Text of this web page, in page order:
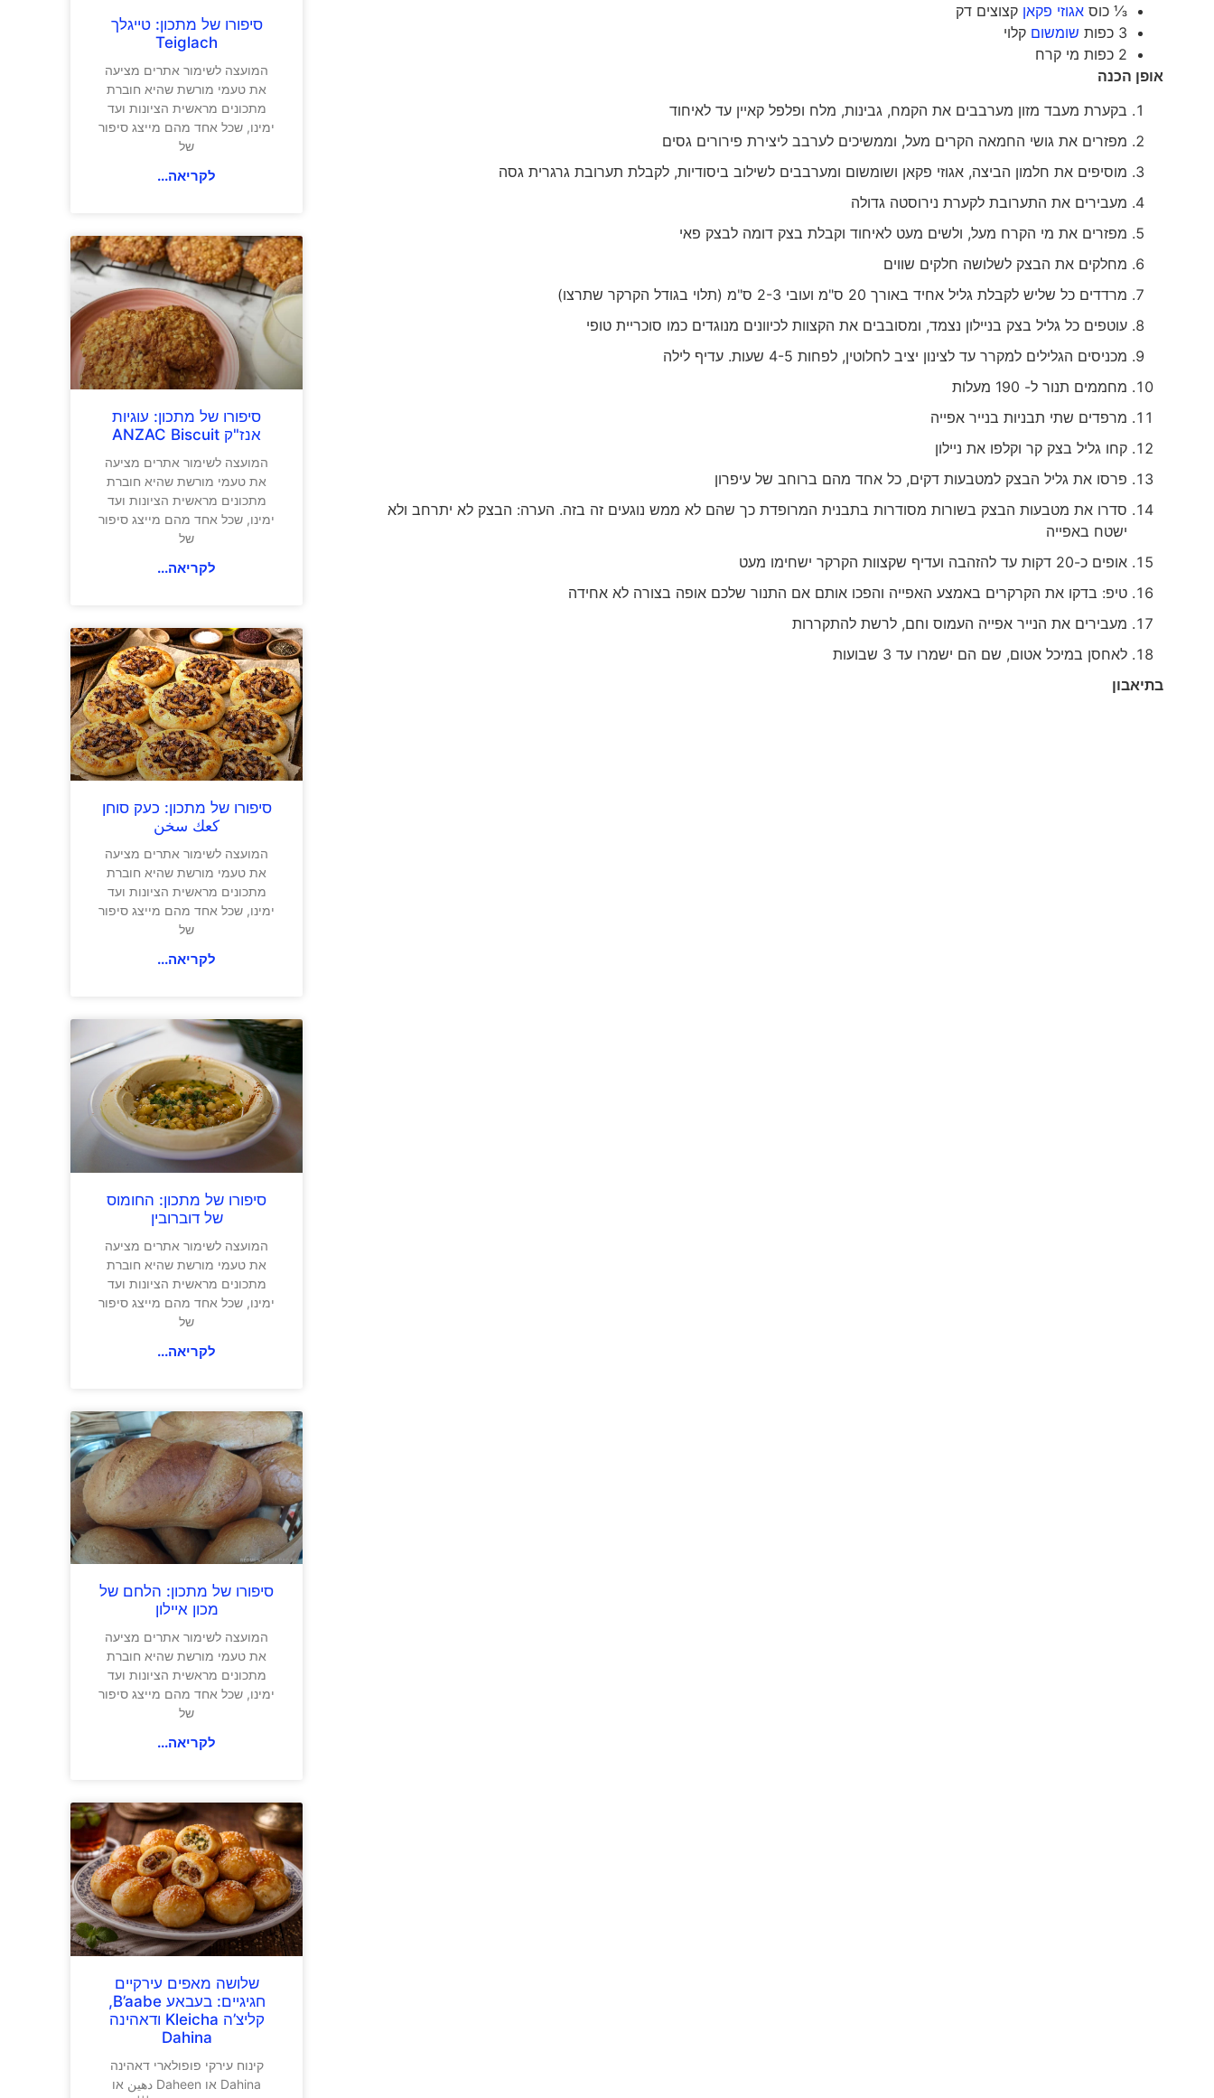
⅓ כוסאגוזי פקאן קצוצים דק
3 כפות
שומשום קלוי
2 כפות מי קרח
אופן הכנה
בקערת מעבד מזון מערבבים את הקמח, גבינות, מלח ופלפל קאיין עד לאיחוד
מפזרים את גושי החמאה הקרים מעל, וממשיכים לערבב ליצירת פירורים גסים
מוסיפים את חלמון הביצה, אגוזי פקאן ושומשום ומערבבים לשילוב ביסודיות, לקבלת תערובת גרגרית גסה
מעבירים את התערובת לקערת נירוסטה גדולה
מפזרים את מי הקרח מעל, ולשים מעט לאיחוד וקבלת בצק דומה לבצק פאי
מחלקים את הבצק לשלושה חלקים שווים
מרדדים כל שליש לקבלת גליל אחיד באורך 20 ס"מ ועובי 2-3 ס"מ (תלוי בגודל הקרקר שתרצו)
עוטפים כל גליל בצק בניילון נצמד, ומסובבים את הקצוות לכיוונים מנוגדים כמו סוכריית טופי
מכניסים הגלילים למקרר עד לצינון יציב לחלוטין, לפחות 4-5 שעות. עדיף לילה
מחממים תנור ל- 190 מעלות
מרפדים שתי תבניות בנייר אפייה
קחו גליל בצק קר וקלפו את ניילון
פרסו את גליל הבצק למטבעות דקים, כל אחד מהם ברוחב של עיפרון
סדרו את מטבעות הבצק בשורות מסודרות בתבנית המרופדת כך שהם לא ממש נוגעים זה בזה. הערה: הבצק לא יתרחב ולא
ישטח באפייה
אופים כ-20 דקות עד להזהבה ועדיף שקצוות הקרקר ישחימו מעט
טיפ: בדקו את הקרקרים באמצע האפייה והפכו אותם אם התנור שלכם אופה בצורה לא אחידה
מעבירים את הנייר אפייה העמוס וחם, לרשת להתקררות
לאחסן במיכל אטום, שם הם ישמרו עד 3 שבועות
בתיאבון
סיפורו של מתכון: טייגלך
Teiglach
המועצה לשימור אתרים מציעה
את טעמי מורשת שהיא חוברת
מתכונים מראשית הציונות ועד
ימינו, שכל אחד מהם מייצג סיפור
של
לקריאה...
סיפורו של מתכון: עוגיות
אנז"ק ANZAC Biscuit
המועצה לשימור אתרים מציעה
את טעמי מורשת שהיא חוברת
מתכונים מראשית הציונות ועד
ימינו, שכל אחד מהם מייצג סיפור
של
לקריאה...
סיפורו של מתכון: כעק סוחן
كعك سخن
המועצה לשימור אתרים מציעה
את טעמי מורשת שהיא חוברת
מתכונים מראשית הציונות ועד
ימינו, שכל אחד מהם מייצג סיפור
של
לקריאה...
סיפורו של מתכון: החומוס
של דוברובין
המועצה לשימור אתרים מציעה
את טעמי מורשת שהיא חוברת
מתכונים מראשית הציונות ועד
ימינו, שכל אחד מהם מייצג סיפור
של
לקריאה...
סיפורו של מתכון: הלחם של
מכון איילון
המועצה לשימור אתרים מציעה
את טעמי מורשת שהיא חוברת
מתכונים מראשית הציונות ועד
ימינו, שכל אחד מהם מייצג סיפור
של
לקריאה...
שלושה מאפים עירקיים
חגיגיים: בעבאע B’aabe,
קליצ’ה Kleicha ודאהינה
Dahina
קינוח עירקי פופולארי דאהינה
Dahina או Daheen دهين או